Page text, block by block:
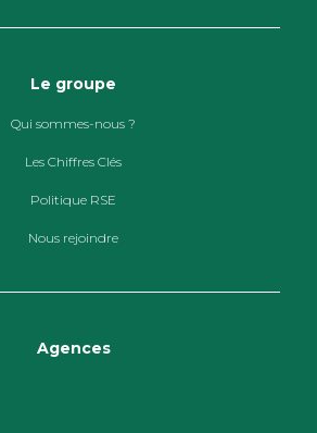
Le groupe
Qui sommes-nous ?
Les Chiffres Clés
Politique RSE
Nous rejoindre
Agences